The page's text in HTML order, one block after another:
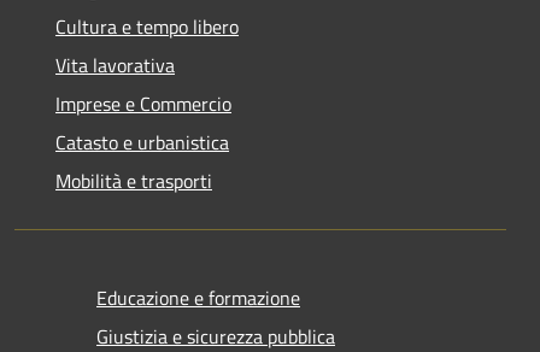
Cultura e tempo libero
Vita lavorativa
Imprese e Commercio
Catasto e urbanistica
Mobilità e trasporti
Educazione e formazione
Giustizia e sicurezza pubblica